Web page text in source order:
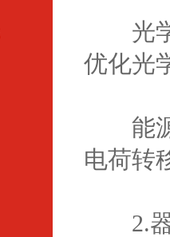
光学
优化光
能源
电荷转
2.器